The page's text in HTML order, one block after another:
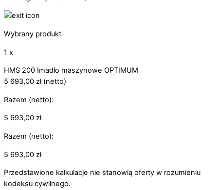
Wybrany produkt
1 x
HMS 200 Imadło maszynowe OPTIMUM
5 693,00 zł(netto)
Razem (netto):
5 693,00 zł
Razem (netto):
5 693,00 zł
Przedstawione kalkulacje nie stanowią oferty w rozumieniu
kodeksu cywilnego.